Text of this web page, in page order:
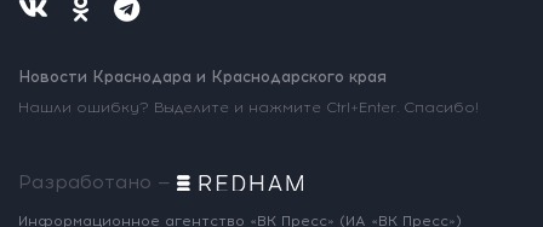
Новости Краснодара и Краснодарского края
Нашли ошибку? Выделите и нажмите Ctrl+Enter. Спасибо!
Разработано —
Информационное агентство «ВК Пресс» (ИА «ВК Пресс»)